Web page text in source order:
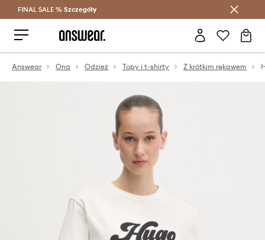
Oszczędzaj z Answear Club >
FINAL SALE % Szczegóły
Answear Ona Odzież Topy i t-shirty Z krótkim rękawem